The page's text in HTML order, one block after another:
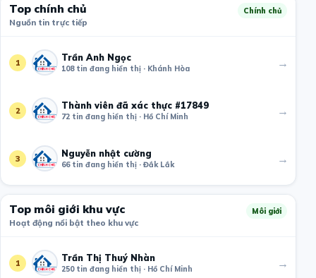
Top chính chủ
Nguồn tin trực tiếp
Chính chủ
1 Trần Anh Ngọc
108 tin đang hiển thị · Khánh Hòa →
2 Thành viên đã xác thực #17849
72 tin đang hiển thị · Hồ Chí Minh →
3 Nguyễn nhật cường
66 tin đang hiển thị · Đắk Lắk →
Top môi giới khu vực
Hoạt động nổi bật theo khu vực
Môi giới
1 Trần Thị Thuý Nhàn
250 tin đang hiển thị · Hồ Chí Minh →